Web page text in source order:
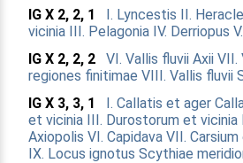
IG X 2, 2, 1
I. Lyncestis II.
vicinia III. Pelagonia IV. Derriopus
IG X 2, 2, 2
VI. Vallis fluvii Axii VII.
regiones finitimae VIII. Vallis fluvii
IG X 3, 3, 1
I. Callatis et ager
et vicinia III. Durostorum et vicinia
Axiopolis VI. Capidava VII.
IX. Locus ignotus Scythiae